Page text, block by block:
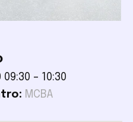
09:30 –
10:30
MCBA